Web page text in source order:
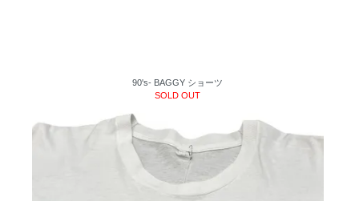
90's- BAGGY ショーツ
SOLD OUT